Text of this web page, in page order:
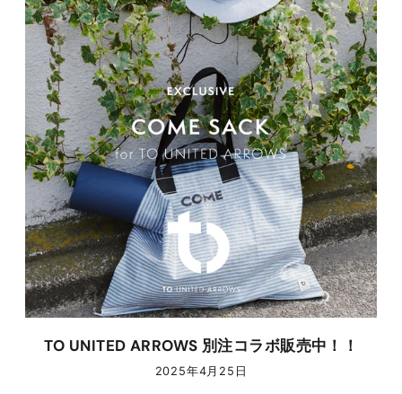
TO UNITED ARROWS 別注コラボ販売中！！
2025年4月25日